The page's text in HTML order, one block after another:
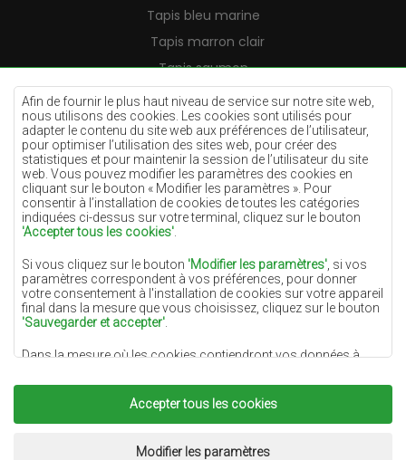
Afin de fournir le plus haut niveau de service sur notre site web,
nous utilisons des cookies. Les cookies sont utilisés pour
adapter le contenu du site web aux préférences de l’utilisateur,
pour optimiser l’utilisation des sites web, pour créer des
statistiques et pour maintenir la session de l’utilisateur du site
web. Vous pouvez modifier les paramètres des cookies en
cliquant sur le bouton « Modifier les paramètres ». Pour
consentir à l’installation de cookies de toutes les catégories
indiquées ci-dessus sur votre terminal, cliquez sur le bouton
'Accepter tous les cookies'
Si vous cliquez sur le bouton 'Modifier les paramètres' , si vos
paramètres correspondent à vos préférences, pour donner
votre consentement à l'installation de cookies sur votre appareil
final dans la mesure que vous choisissez, cliquez sur le bouton
'Sauvegarder et accepter'
Dans la mesure où les cookies contiendront vos données à
du responsable du traitement des données (DYWANYCHEMEX)
ou de tiers sous la forme de la fourniture de services de haute
qualité sur notre site Web et des activités de marketing du
responsable du traitement des données et de ses Partenaires de
Accepter tous les cookies
Modifier les paramètres
Tapis bleu marine
Tapis marron clair
Tapis saumon
Tapis crème
Tapis lilas
Tapis jaunes
Tapis menthe
Tapis bleus
Tapis oranges
Tapis gris
Tapis terre cuite
Tapis dorés
Réalisation:www.dimax.pl